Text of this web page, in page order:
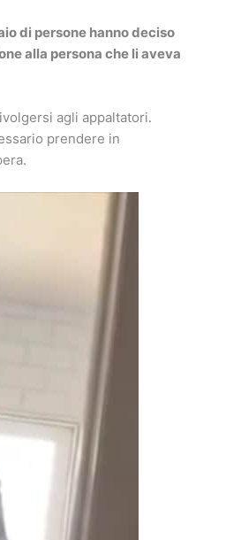
di persone hanno deciso
alla persona che li aveva
agli appaltatori.
prendere in